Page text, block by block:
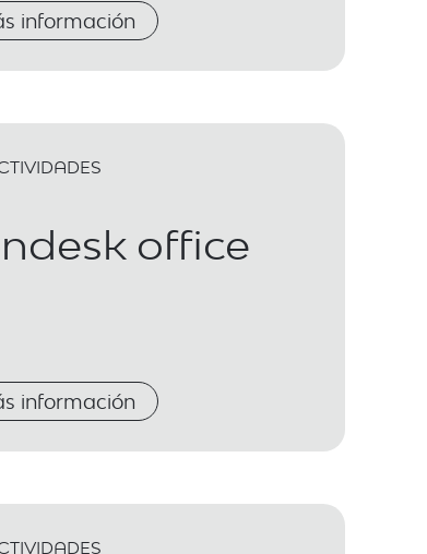
información
office
información